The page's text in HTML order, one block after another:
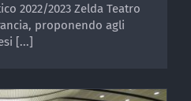
2022/2023 Zelda Teatro
proponendo agli
[...]